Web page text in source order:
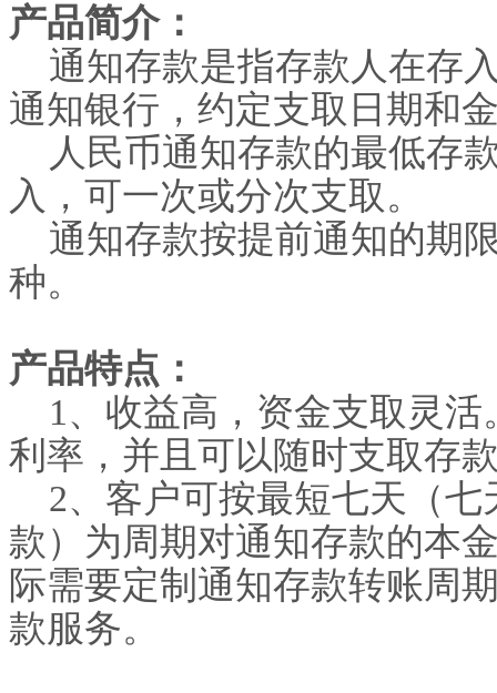
产品简介：
通知存款是指存款人在存
通知银行，约定支取日期和
人民币通知存款的最低存
入，可一次或分次支取。
通知存款按提前通知的期
种。
产品特点：
1 、收益高，资金支取灵
利率，并且可以随时支取存
2、客户可按最短七天（
款）为周期对通知存款的本
际需要定制通知存款转账周
款服务。